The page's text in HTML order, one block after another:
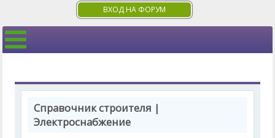
ВХОД НА ФОРУМ
Справочник строителя |
Электроснабжение